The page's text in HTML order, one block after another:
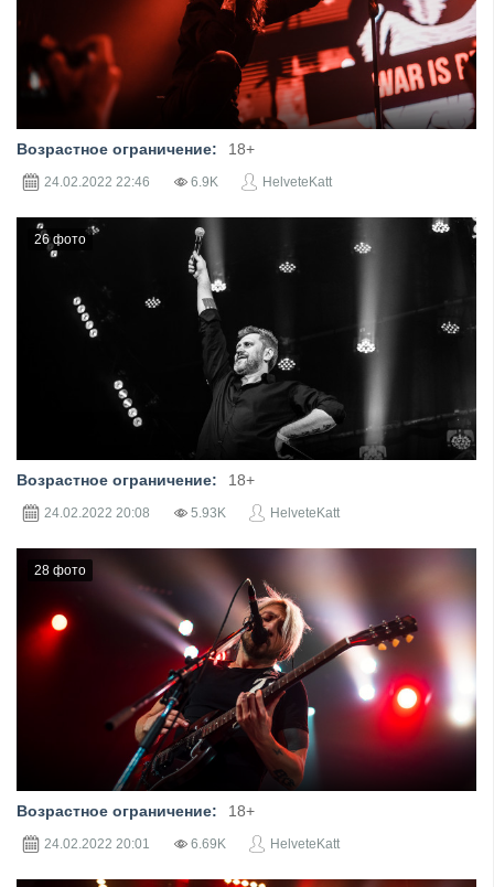
Организаторы фестиваля: АО «Лужники» и Москомспорт, при
участии АНО «Ласточка», концертного агентства TCI и группы
компаний SAV Entertainment и «Русский Шоу-Центр»
Возрастное ограничение: 18+
24.02.2022 22:46 6.9K HelveteKatt
26 фото
Возрастное ограничение: 18+
24.02.2022 20:08 5.93K HelveteKatt
28 фото
Возрастное ограничение: 18+
24.02.2022 20:01 6.69K HelveteKatt